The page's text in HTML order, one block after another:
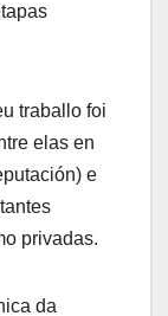
traballo foi
elas en
e
privadas.
da